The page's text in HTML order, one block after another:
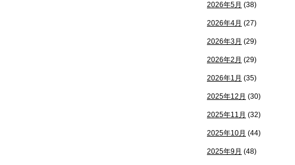
2026年5月 (38)
2026年4月 (27)
2026年3月 (29)
2026年2月 (29)
2026年1月 (35)
2025年12月 (30)
2025年11月 (32)
2025年10月 (44)
2025年9月 (48)